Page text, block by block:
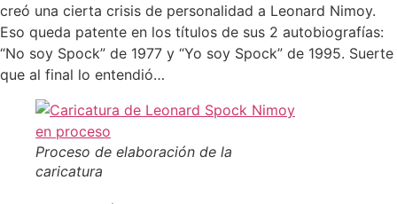
creó una cierta crisis de personalidad a Leonard Nimoy.
Eso queda patente en los títulos de sus 2 autobiografías:
“No soy Spock” de 1977 y “Yo soy Spock” de 1995. Suerte
que al final lo entendió…
Proceso de elaboración de la
caricatura